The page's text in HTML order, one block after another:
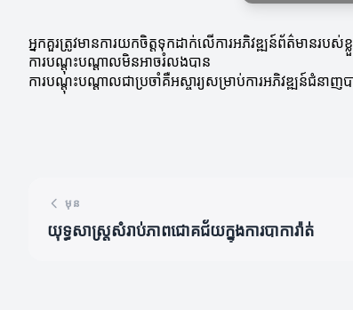
អ្នកគួរត្រូវមានការយកចិត្តទុកដាក់លើការអភិវឌ្ឍន៍ព័ត៌មានរបស់
ការបណ្តុះបណ្តាលមិនអាចរំលងបាន
ការបណ្តុះបណ្តាលជាប្រចាំគឺអស្ចារ្យសម្រាប់ការអភិវឌ្ឍន៍ជំនាញ
មុន
យុទ្ធសាស្រ្តសំរាប់ភាពជោគជ័យក្នុងការបាការ៉ាត់